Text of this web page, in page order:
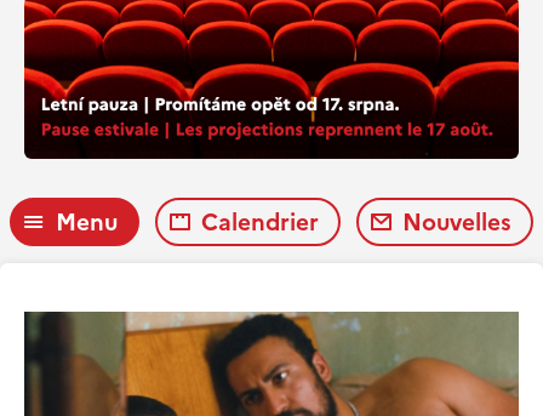
Menu Calendrier Nouvelles